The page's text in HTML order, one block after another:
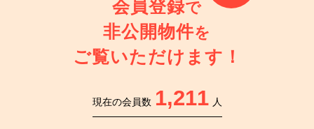
会員登録で
非公開物件を
ご覧いただけます！
現在の会員数 1,211 人